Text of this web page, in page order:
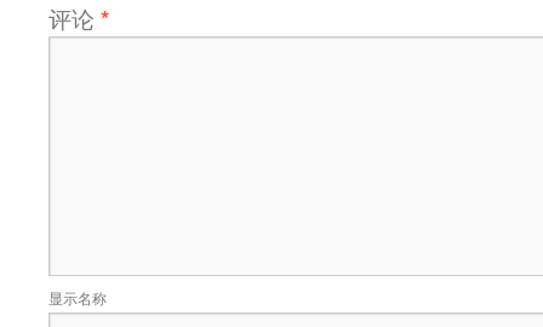
评论 *
显示名称